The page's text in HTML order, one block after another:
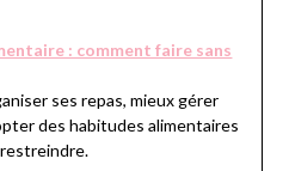
: comment faire sans
ses repas, mieux gérer
des habitudes alimentaires